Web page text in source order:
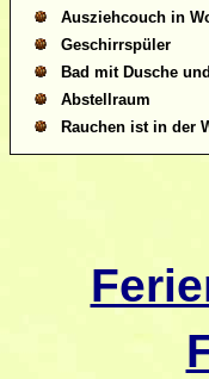
Ausziehcouch in
Geschirrspüler
Bad mit Dusche
Abstellraum
Rauchen ist in der